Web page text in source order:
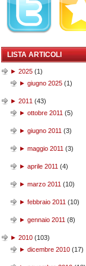
LISTA ARTICOLI
► 2025 (1)
► giugno 2025 (1)
► 2011 (43)
► ottobre 2011 (5)
► giugno 2011 (3)
► maggio 2011 (3)
► aprile 2011 (4)
► marzo 2011 (10)
► febbraio 2011 (10)
► gennaio 2011 (8)
► 2010 (103)
► dicembre 2010 (17)